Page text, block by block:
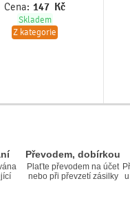
Cena: 147 Kč
Skladem
Z kategorie
Převodem, dobírkou
Plaťte převodem na účet
nebo při převzetí zásilky